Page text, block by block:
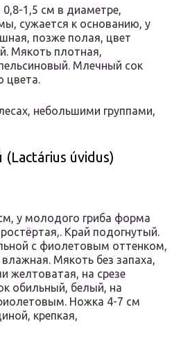
1,5 см в диаметре,
сужается к основанию, у
позже полая, цвет
Мякоть плотная,
Млечный сок
цвета.
небольшими группами,
úvidus)
у молодого гриба форма
Край подогнутый.
с фиолетовым оттенком,
Мякоть без запаха,
желтоватая, на срезе
обильный, белый, на
Ножка 4-7 см
крепкая,